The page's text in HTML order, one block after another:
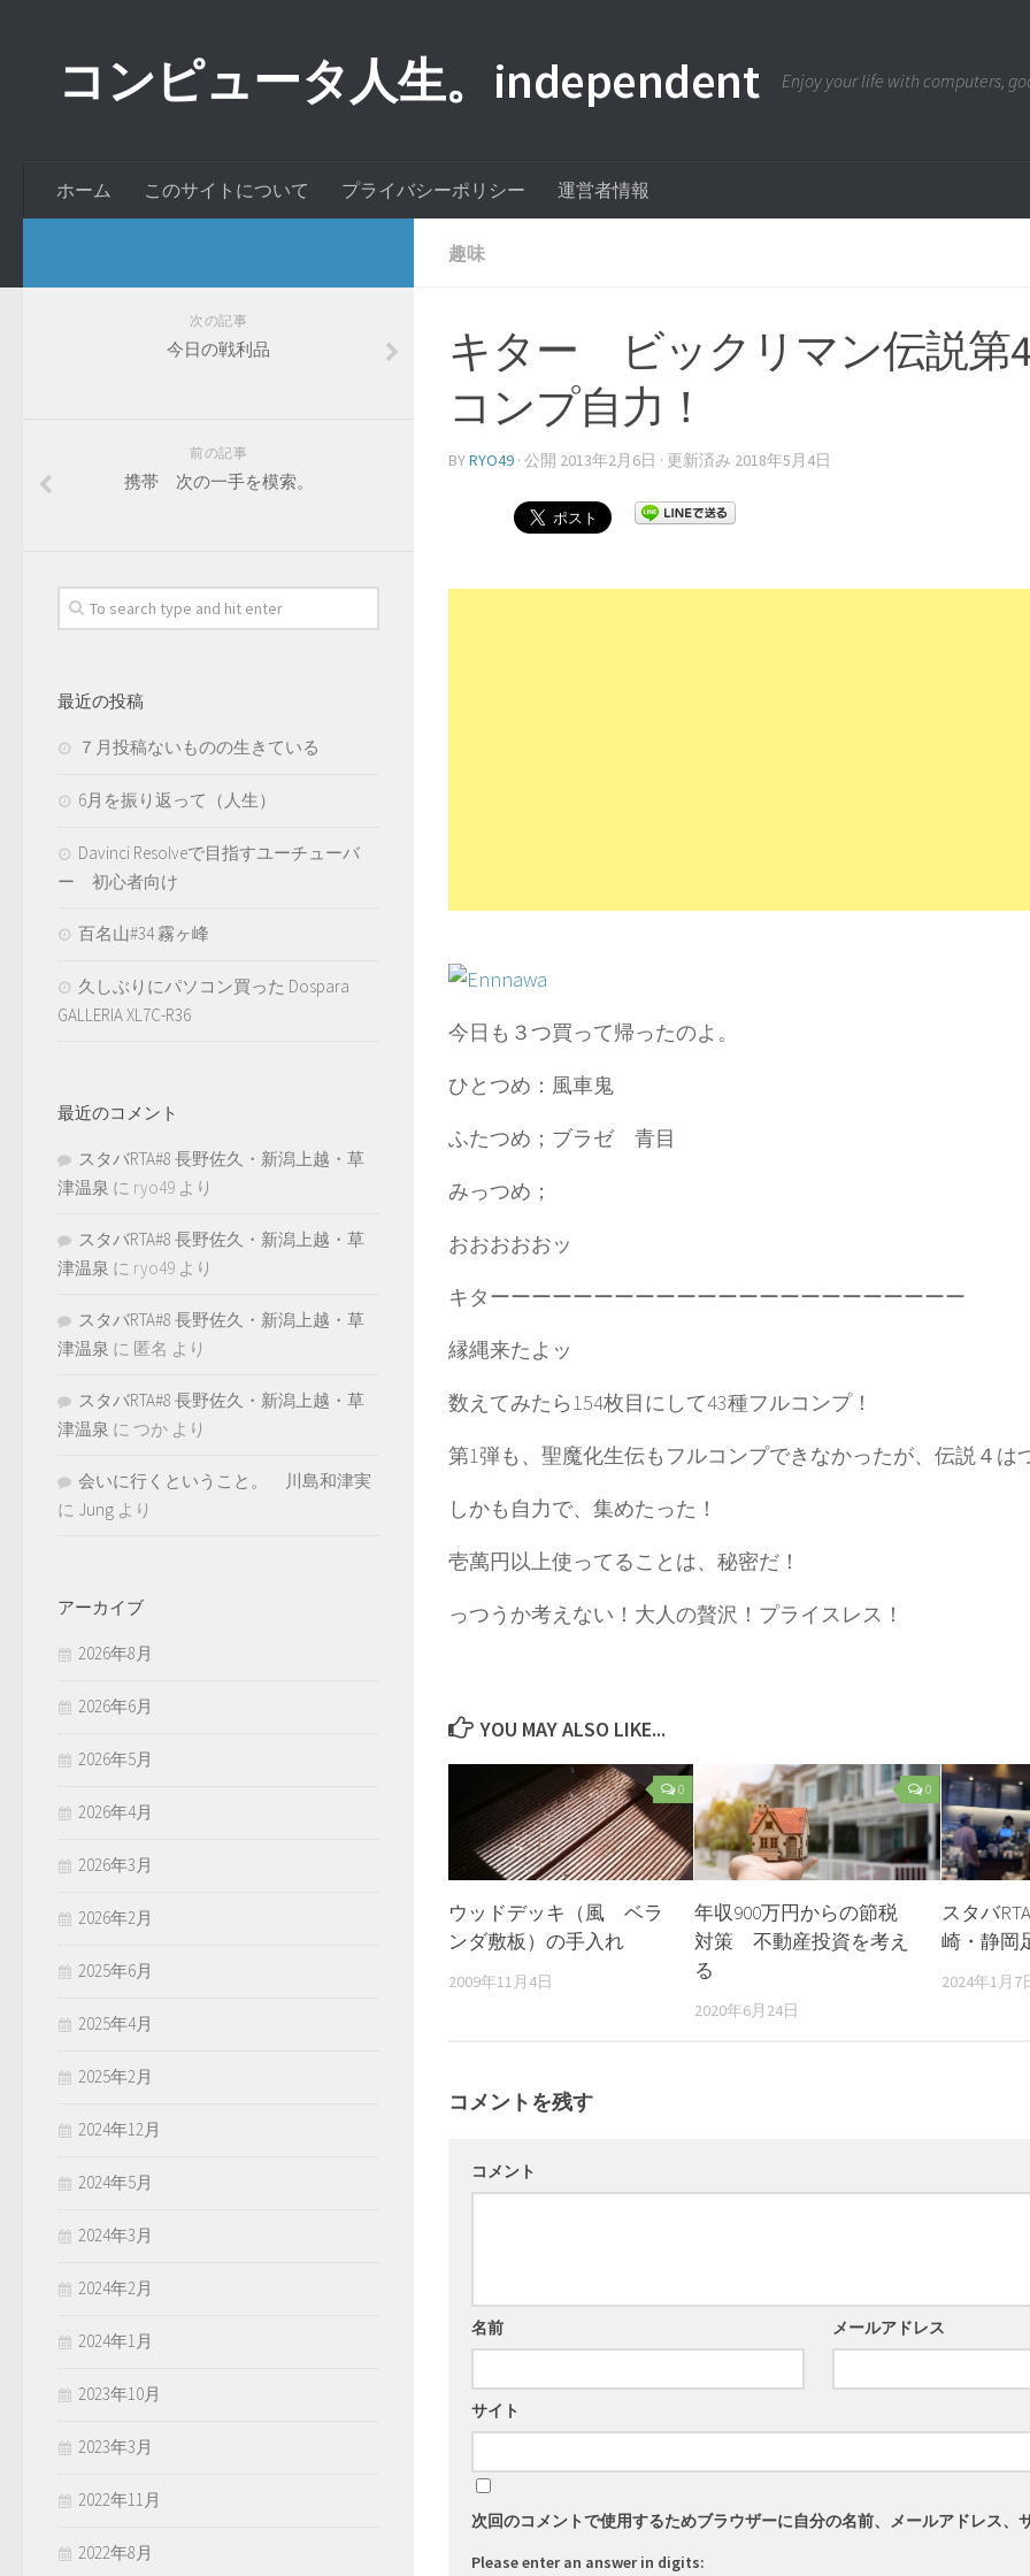
コンピュータ人生。independent Enjoy your life with computers,
ホーム このサイトについて プライバシーポリシー 運営者情報
趣味
キター ビックリマン伝説第
コンプ自力！
BYRYO49 · 公開 2013年2月6日 · 更新済み 2018年5月4日
今日も３つ買って帰ったのよ。
ひとつめ：風車鬼
ふたつめ；ブラゼ 青目
みっつめ；
おおおおおッ
キターーーーーーーーーーーーーーーーーーーーーーー
縁縄来たよッ
数えてみたら154枚目にして43種フルコンプ！
第1弾も、聖魔化生伝もフルコンプできなかったが、伝説４は
しかも自力で、集めたった！
壱萬円以上使ってることは、秘密だ！
っつうか考えない！大人の贅沢！プライスレス！
YOU MAY ALSO LIKE...
0
ウッドデッキ（風 ベラ
ンダ敷板）の手入れ
2009年11月4日
0
年収900万円からの節税
対策 不動産投資を考え
る
2020年6月24日
スタバ
崎・静岡
2024年1月7
コメントを残す
コメント
名前 メールアドレス
サイト
次回のコメントで使用するためブラウザーに自分の名前、メールアドレス、
Please enter an answer in digits:
次の記事
今日の戦利品
前の記事
携帯 次の一手を模索。
最近の投稿
７月投稿ないものの生きている
6月を振り返って（人生）
Davinci Resolveで目指すユーチューバ
ー 初心者向け
百名山#34 霧ヶ峰
久しぶりにパソコン買った Dospara
GALLERIA XL7C-R36
最近のコメント
スタバRTA#8 長野佐久・新潟上越・草
津温泉 に ryo49 より
スタバRTA#8 長野佐久・新潟上越・草
津温泉 に ryo49 より
スタバRTA#8 長野佐久・新潟上越・草
津温泉 に 匿名 より
スタバRTA#8 長野佐久・新潟上越・草
津温泉 に つか より
会いに行くということ。 川島和津実
に Jung より
アーカイブ
2026年8月
2026年6月
2026年5月
2026年4月
2026年3月
2026年2月
2025年6月
2025年4月
2025年2月
2024年12月
2024年5月
2024年3月
2024年2月
2024年1月
2023年10月
2023年3月
2022年11月
2022年8月